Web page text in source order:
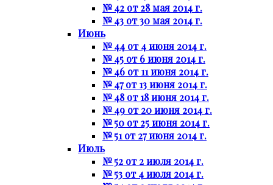
№ 42 от 28 мая 2014 г.
№ 43 от 30 мая 2014 г.
Июнь
№ 44 от 4 июня 2014 г.
№ 45 от 6 июня 2014 г.
№ 46 от 11 июня 2014 г.
№ 47 от 13 июня 2014 г.
№ 48 от 18 июня 2014 г.
№ 49 от 20 июня 2014 г.
№ 50 от 25 июня 2014 г.
№ 51 от 27 июня 2014 г.
Июль
№ 52 от 2 июля 2014 г.
№ 53 от 4 июля 2014 г.